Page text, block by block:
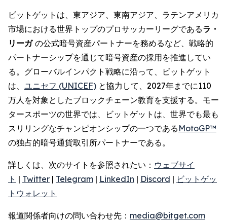
ビットゲットは、東アジア、東南アジア、ラテンアメリカ
市場における世界トップのプロサッカーリーグであるラ・
リーガ の公式暗号資産パートナーを務めるなど、戦略的
パートナーシップを通じて暗号資産の採用を推進してい
る。グローバルインパクト戦略に沿って、ビットゲット
は、 ユニセフ (UNICEF) と協力して、2027年までに110
万人を対象としたブロックチェーン教育を支援する。モー
タースポーツの世界では、ビットゲットは、世界でも最も
スリリングなチャンピオンシップの一つである MotoGP™
の独占的暗号通貨取引所パートナーである。
詳しくは、次のサイトを参照されたい： ウェブサイ
ト | Twitter | Telegram | LinkedIn | Discord | ビットゲッ
トウォレット
報道関係者向けの問い合わせ先： media@bitget.com